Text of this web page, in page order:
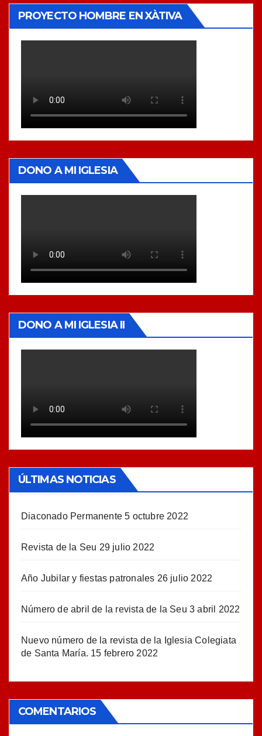
PROYECTO HOMBRE EN XÀTIVA
DONO A MI IGLESIA
DONO A MI IGLESIA II
ÚLTIMAS NOTICIAS
Diaconado Permanente 5 octubre 2022
Revista de la Seu 29 julio 2022
Año Jubilar y fiestas patronales 26 julio 2022
Número de abril de la revista de la Seu 3 abril 2022
Nuevo número de la revista de la Iglesia Colegiata
de Santa María. 15 febrero 2022
COMENTARIOS